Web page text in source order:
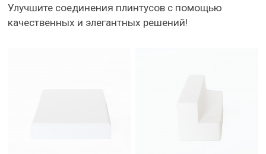
Улучшите соединения плинтусов с помощью
качественных и элегантных решений!